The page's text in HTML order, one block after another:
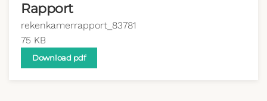
Rapport
rekenkamerrapport_83781
75 KB
Download pdf